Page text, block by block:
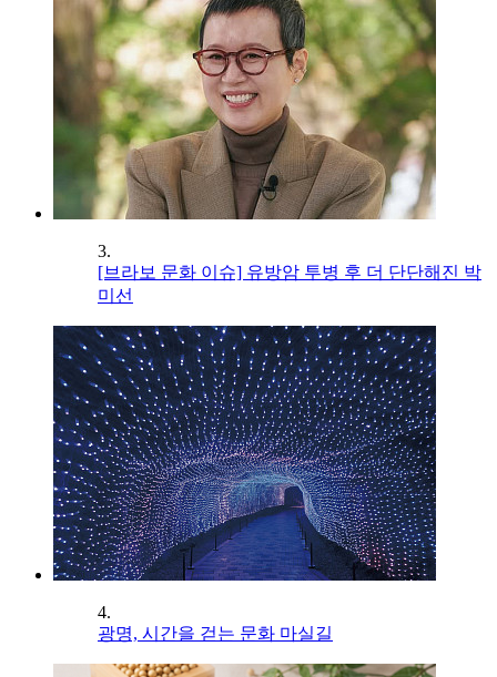
3.
[브라보 문화 이슈] 유방암 투병 후 더 단단해진 박
미선
4.
광명, 시간을 걷는 문화 마실길